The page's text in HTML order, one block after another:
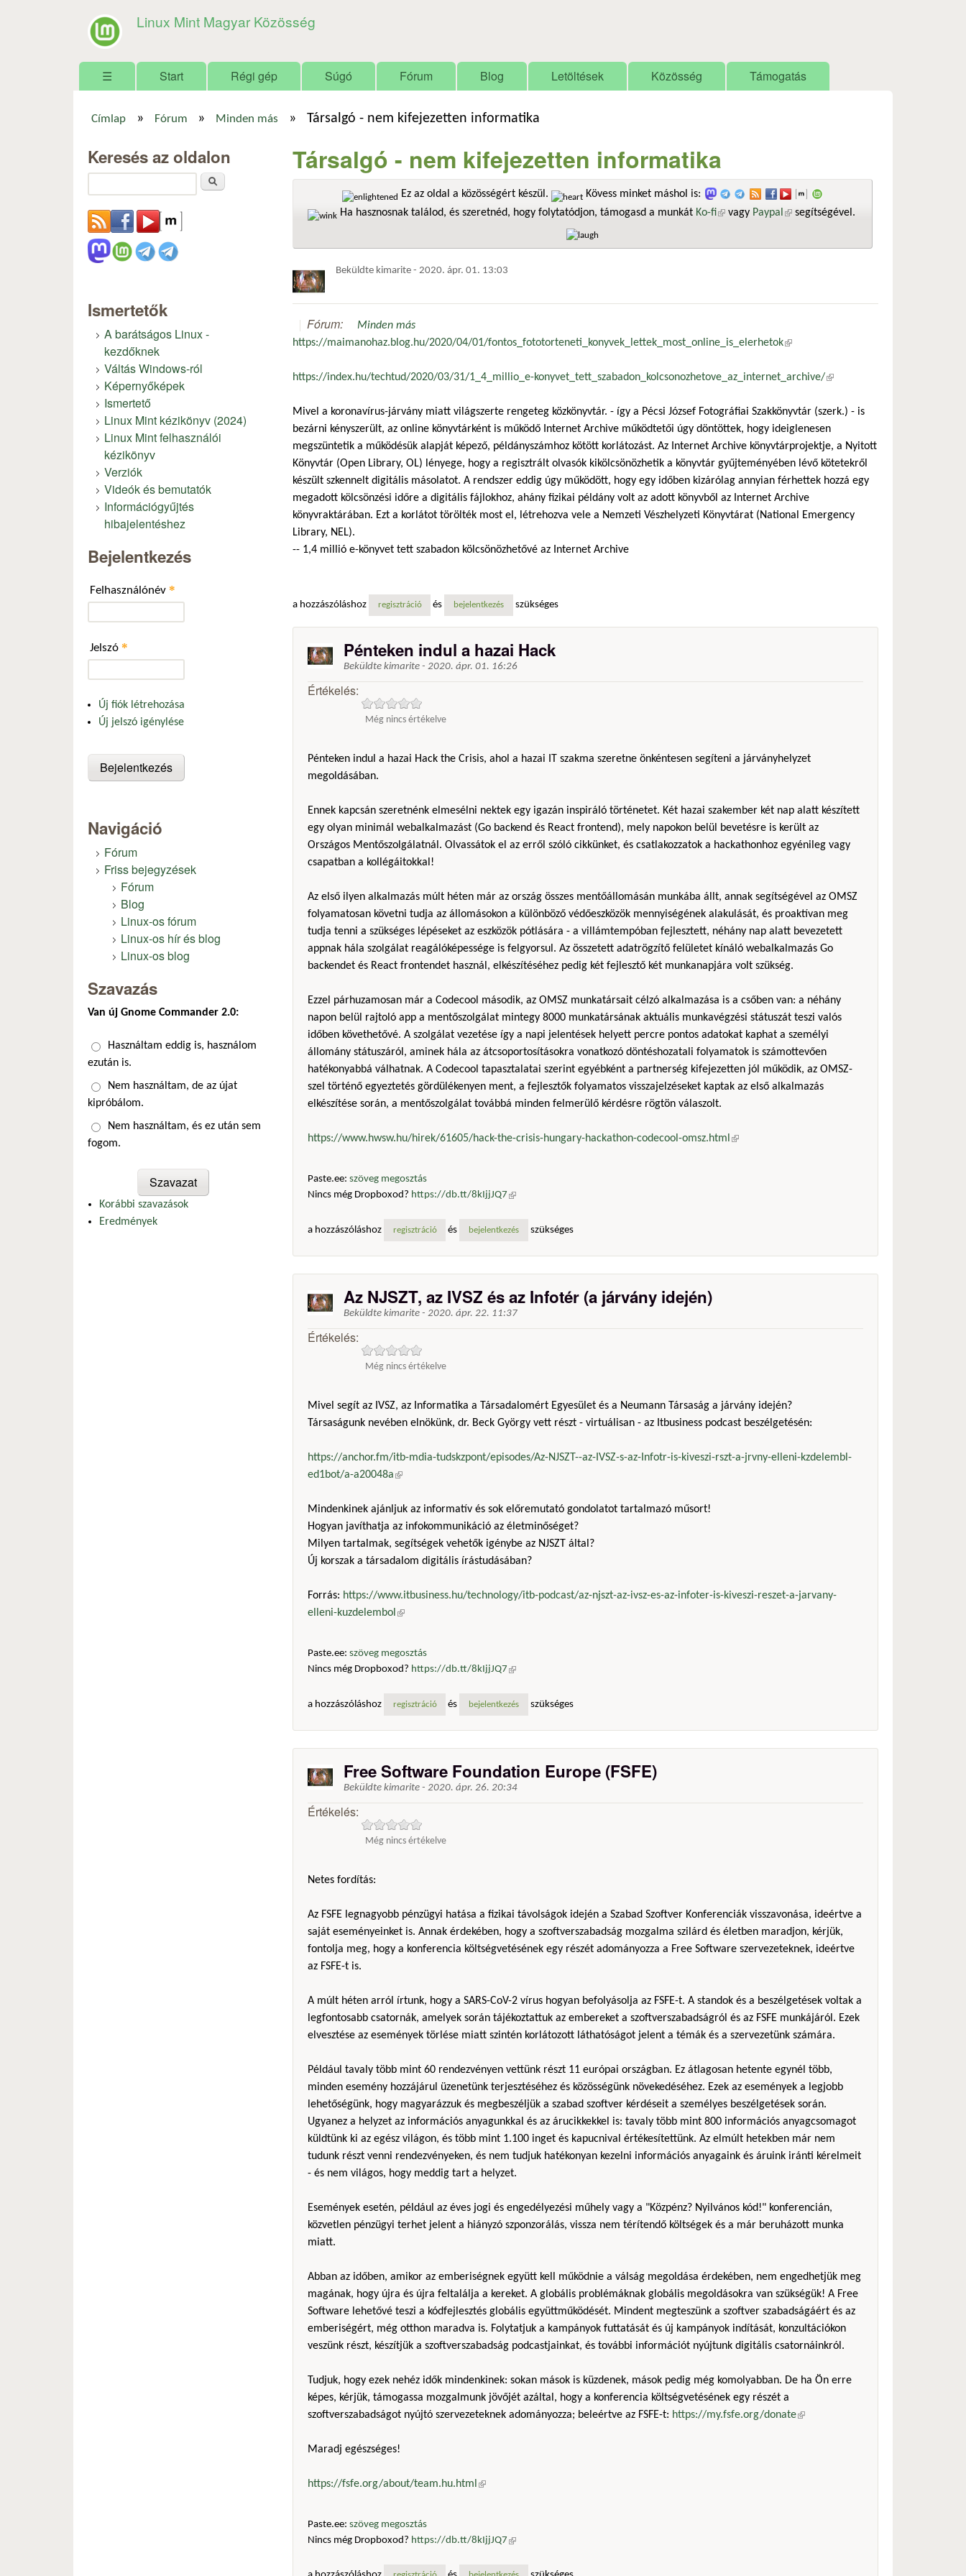
Linux Mint Magyar Közösség
Főmenü
☰ Start Régi gép Súgó Fórum Blog Letöltések Közösség Támogatás
Címlap » Fórum » Minden más » Társalgó - nem kifejezetten informatika
Társalgó - nem kifejezetten informatika
Ez az oldal a közösségért készül.
Kövess minket máshol is:
Ha hasznosnak találod, és szeretnéd, hogy folytatódjon, támogasd a munkát Ko-fi(külső hivatkozás)
vagy Paypal (külső hivatkozás)
segítségével.
Beküldte kimarite - 2020. ápr. 01. 13:03
Fórum:
Minden más
https://maimanohaz.blog.hu/2020/04/01/fontos_fototorteneti_konyvek_lettek_most_online_is_elerhetok(külső hivatkozás)
https://index.hu/techtud/2020/03/31/1_4_millio_e-konyvet_tett_szabadon_kolcsonozhetove_az_internet_archive/(külső hivatkozás)
Mivel a koronavírus-járvány miatt világszerte rengeteg közkönyvtár. - így a Pécsi József Fotográfiai Szakkönyvtár (szerk.) - is
bezárni kényszerült, az online könyvtárként is működő Internet Archive működtetői úgy döntöttek, hogy ideiglenesen
megszüntetik a működésük alapját képező, példányszámhoz kötött korlátozást. Az Internet Archive könyvtárprojektje, a Nyitott
Könyvtár (Open Library, OL) lényege, hogy a regisztrált olvasók kikölcsönözhetik a könyvtár gyűjteményében lévő kötetekről
készült szkennelt digitális másolatot. A rendszer eddig úgy működött, hogy egy időben kizárólag annyian férhettek hozzá egy
megadott kölcsönzési időre a digitális fájlokhoz, ahány fizikai példány volt az adott könyvből az Internet Archive
könyvraktárában. Ezt a korlátot törölték most el, létrehozva vele a Nemzeti Vészhelyzeti Könyvtárat (National Emergency
Library, NEL).
-- 1,4 millió e-könyvet tett szabadon kölcsönözhetővé az Internet Archive
a hozzászóláshoz regisztráció és bejelentkezés szükséges
Pénteken indul a hazai Hack
Beküldte kimarite - 2020. ápr. 01. 16:26
Értékelés:
Még nincs értékelve
Pénteken indul a hazai Hack the Crisis, ahol a hazai IT szakma szeretne önkéntesen segíteni a járványhelyzet
megoldásában.
Ennek kapcsán szeretnénk elmesélni nektek egy igazán inspiráló történetet. Két hazai szakember két nap alatt készített
egy olyan minimál webalkalmazást (Go backend és React frontend), mely napokon belül bevetésre is került az
Országos Mentőszolgálatnál. Olvassátok el az erről szóló cikkünket, és csatlakozzatok a hackathonhoz egyénileg vagy
csapatban a kollégáitokkal!
Az első ilyen alkalmazás múlt héten már az ország összes mentőállomásán munkába állt, annak segítségével az OMSZ
folyamatosan követni tudja az állomásokon a különböző védőeszközök mennyiségének alakulását, és proaktívan meg
tudja tenni a szükséges lépéseket az eszközök pótlására - a villámtempóban fejlesztett, néhány nap alatt bevezetett
appnak hála szolgálat reagálóképessége is felgyorsul. Az összetett adatrögzítő felületet kínáló webalkalmazás Go
backendet és React frontendet használ, elkészítéséhez pedig két fejlesztő két munkanapjára volt szükség.
Ezzel párhuzamosan már a Codecool második, az OMSZ munkatársait célzó alkalmazása is a csőben van: a néhány
napon belül rajtoló app a mentőszolgálat mintegy 8000 munkatársának aktuális munkavégzési státuszát teszi valós
időben követhetővé. A szolgálat vezetése így a napi jelentések helyett percre pontos adatokat kaphat a személyi
állomány státuszáról, aminek hála az átcsoportosításokra vonatkozó döntéshozatali folyamatok is számottevően
hatékonyabbá válhatnak. A Codecool tapasztalatai szerint egyébként a partnerség kifejezetten jól működik, az OMSZ-
szel történő egyeztetés gördülékenyen ment, a fejlesztők folyamatos visszajelzéseket kaptak az első alkalmazás
elkészítése során, a mentőszolgálat továbbá minden felmerülő kérdésre rögtön válaszolt.
https://www.hwsw.hu/hirek/61605/hack-the-crisis-hungary-hackathon-codecool-omsz.html(külső hivatkozás)
Paste.ee: szöveg megosztás
Nincs még Dropboxod? https://db.tt/8kIjjJQ7 (külső hivatkozás)
a hozzászóláshoz regisztráció és bejelentkezés szükséges
Az NJSZT, az IVSZ és az Infotér (a járvány idején)
Beküldte kimarite - 2020. ápr. 22. 11:37
Értékelés:
Még nincs értékelve
Mivel segít az IVSZ, az Informatika a Társadalomért Egyesület és a Neumann Társaság a járvány idején?
Társaságunk nevében elnökünk, dr. Beck György vett részt - virtuálisan - az Itbusiness podcast beszélgetésén:
https://anchor.fm/itb-mdia-tudskzpont/episodes/Az-NJSZT--az-IVSZ-s-az-Infotr-is-kiveszi-rszt-a-jrvny-elleni-kzdelembl-
ed1bot/a-a20048a(külső hivatkozás)
Mindenkinek ajánljuk az informatív és sok előremutató gondolatot tartalmazó műsort!
Hogyan javíthatja az infokommunikáció az életminőséget?
Milyen tartalmak, segítségek vehetők igénybe az NJSZT által?
Új korszak a társadalom digitális írástudásában?
Forrás: https://www.itbusiness.hu/technology/itb-podcast/az-njszt-az-ivsz-es-az-infoter-is-kiveszi-reszet-a-jarvany-
elleni-kuzdelembol (külső hivatkozás)
Paste.ee: szöveg megosztás
Nincs még Dropboxod? https://db.tt/8kIjjJQ7 (külső hivatkozás)
a hozzászóláshoz regisztráció és bejelentkezés szükséges
Free Software Foundation Europe (FSFE)
Beküldte kimarite - 2020. ápr. 26. 20:34
Értékelés:
Még nincs értékelve
Netes fordítás:
Az FSFE legnagyobb pénzügyi hatása a fizikai távolságok idején a Szabad Szoftver Konferenciák visszavonása, ideértve a
saját eseményeinket is. Annak érdekében, hogy a szoftverszabadság mozgalma szilárd és életben maradjon, kérjük,
fontolja meg, hogy a konferencia költségvetésének egy részét adományozza a Free Software szervezeteknek, ideértve
az FSFE-t is.
A múlt héten arról írtunk, hogy a SARS-CoV-2 vírus hogyan befolyásolja az FSFE-t. A standok és a beszélgetések voltak a
legfontosabb csatornák, amelyek során tájékoztattuk az embereket a szoftverszabadságról és az FSFE munkájáról. Ezek
elvesztése az események törlése miatt szintén korlátozott láthatóságot jelent a témák és a szervezetünk számára.
Például tavaly több mint 60 rendezvényen vettünk részt 11 európai országban. Ez átlagosan hetente egynél több,
minden esemény hozzájárul üzenetünk terjesztéséhez és közösségünk növekedéséhez. Ezek az események a legjobb
lehetőségünk, hogy magyarázzuk és megbeszéljük a szabad szoftver kérdéseit a személyes beszélgetések során.
Ugyanez a helyzet az információs anyagunkkal és az árucikkekkel is: tavaly több mint 800 információs anyagcsomagot
küldtünk ki az egész világon, és több mint 1.100 inget és kapucnival értékesítettünk. Az elmúlt hetekben már nem
tudunk részt venni rendezvényeken, és nem tudjuk hatékonyan kezelni információs anyagaink és áruink iránti kérelmeit
- és nem világos, hogy meddig tart a helyzet.
Események esetén, például az éves jogi és engedélyezési műhely vagy a "Közpénz? Nyilvános kód!" konferencián,
közvetlen pénzügyi terhet jelent a hiányzó szponzorálás, vissza nem térítendő költségek és a már beruházott munka
miatt.
Abban az időben, amikor az emberiségnek együtt kell működnie a válság megoldása érdekében, nem engedhetjük meg
magának, hogy újra és újra feltalálja a kereket. A globális problémáknak globális megoldásokra van szükségük! A Free
Software lehetővé teszi a kódfejlesztés globális együttműködését. Mindent megteszünk a szoftver szabadságáért és az
emberiségért, még otthon maradva is. Folytatjuk a kampányok futtatását és új kampányok indítását, konzultációkon
veszünk részt, készítjük a szoftverszabadság podcastjainkat, és további információt nyújtunk digitális csatornáinkról.
Tudjuk, hogy ezek nehéz idők mindenkinek: sokan mások is küzdenek, mások pedig még komolyabban. De ha Ön erre
képes, kérjük, támogassa mozgalmunk jövőjét azáltal, hogy a konferencia költségvetésének egy részét a
szoftverszabadságot nyújtó szervezeteknek adományozza; beleértve az FSFE-t: https://my.fsfe.org/donate(külső hivatkozás)
Maradj egészséges!
https://fsfe.org/about/team.hu.html (külső hivatkozás)
Paste.ee: szöveg megosztás
Nincs még Dropboxod? https://db.tt/8kIjjJQ7 (külső hivatkozás)
Keresés az oldalon
Ismertetők
A barátságos Linux -
kezdőknek
Váltás Windows-ról
Képernyőképek
Ismertető
Linux Mint kézikönyv (2024)
Linux Mint felhasználói
kézikönyv
Verziók
Videók és bemutatók
Információgyűjtés
hibajelentéshez
Bejelentkezés
Felhasználónév *
Jelszó *
Új fiók létrehozása
Új jelszó igénylése
Navigáció
Fórum
Friss bejegyzések
Fórum
Blog
Linux-os fórum
Linux-os hír és blog
Linux-os blog
Szavazás
Van új Gnome Commander 2.0:
Választások
Használtam eddig is, használom
ezután is.
Nem használtam, de az újat
kipróbálom.
Nem használtam, és ez után sem
fogom.
Korábbi szavazások
Eredmények